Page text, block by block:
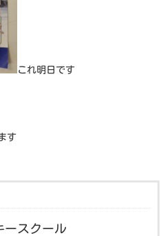
これ明日です
す
ースクール